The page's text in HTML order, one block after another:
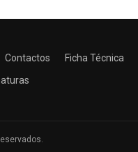
Contactos Ficha Técnica